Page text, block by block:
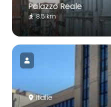
Palazzo Reale
8.5 km
Italie